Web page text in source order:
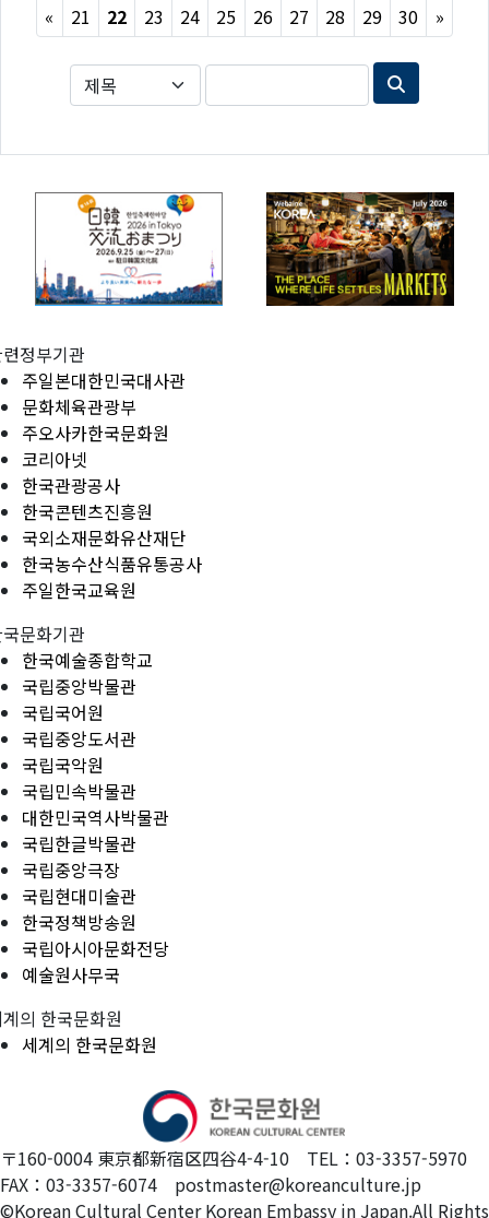
« Previous
21 22 23 24 25 26 27 28 29 30 »Next
정부기관
주일본대한민국대사관
문화체육관광부
주오사카한국문화원
코리아넷
한국관광공사
한국콘텐츠진흥원
국외소재문화유산재단
한국농수산식품유통공사
주일한국교육원
문화기관
한국예술종합학교
국립중앙박물관
국립국어원
국립중앙도서관
국립국악원
국립민속박물관
대한민국역사박물관
국립한글박물관
국립중앙극장
국립현대미술관
한국정책방송원
국립아시아문화전당
예술원사무국
의 한국문화원
세계의 한국문화원
〒160-0004 東京都新宿区四谷4-4-10 TEL：03-3357-5970
FAX：03-3357-6074 postmaster@koreanculture.jp
©Korean Cultural Center Korean Embassy in Japan.All Rights